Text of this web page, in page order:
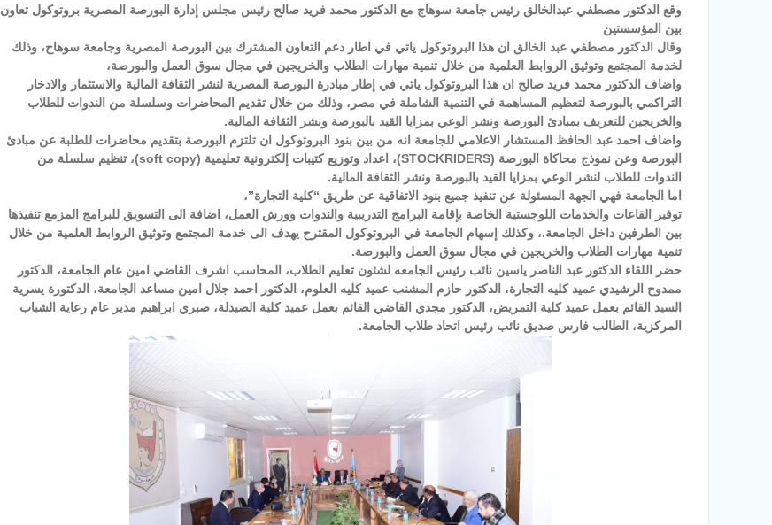
وقع الدكتور مصطفي عبدالخالق رئيس جامعة سوهاج مع الدكتور محمد فريد صالح رئيس مجلس إدارة البورصة المصرية بروتوكول تعاون
بين المؤسستين
وقال الدكتور مصطفي عبد الخالق ان هذا البروتوكول ياتي في اطار دعم التعاون المشترك بين البورصة المصرية وجامعة سوهاح، وذلك
لخدمة المجتمع وتوثيق الروابط العلمية من خلال تنمية مهارات الطلاب والخريجين في مجال سوق العمل والبورصة،
واضاف الدكتور محمد فريد صالح ان هذا البروتوكول ياتي في إطار مبادرة البورصة المصرية لنشر الثقافة المالية والاستثمار والادخار
التراكمي بالبورصة لتعظيم المساهمة في التنمية الشاملة في مصر، وذلك من خلال تقديم المحاضرات وسلسلة من الندوات للطلاب
والخريجين للتعريف بمبادئ البورصة ونشر الوعي بمزايا القيد بالبورصة ونشر الثقافة المالية.
واضاف احمد عبد الحافظ المستشار الاعلامي للجامعة انه من بين بنود البروتوكول ان تلتزم البورصة بتقديم محاضرات للطلبة عن مبادئ
البورصة وعن نموذج محاكاة البورصة (STOCKRIDERS)، اعداد وتوزيع كتيبات إلكترونية تعليمية (soft copy)، تنظيم سلسلة من
الندوات للطلاب لنشر الوعي بمزايا القيد بالبورصة ونشر الثقافة المالية.
اما الجامعة فهي الجهة المسئولة عن تنفيذ جميع بنود الاتفاقية عن طريق “كلية التجارة”،
توفير القاعات والخدمات اللوجستية الخاصة بإقامة البرامج التدريبية والندوات وورش العمل، اضافة الى التسويق للبرامج المزمع تنفيذها
بين الطرفين داخل الجامعة.، وكذلك إسهام الجامعة في البروتوكول المقترح يهدف الى خدمة المجتمع وتوثيق الروابط العلمية من خلال
تنمية مهارات الطلاب والخريجين في مجال سوق العمل والبورصة.
حضر اللقاء الدكتور عبد الناصر ياسين نائب رئيس الجامعه لشئون تعليم الطلاب، المحاسب اشرف القاضي امين عام الجامعة، الدكتور
ممدوح الرشيدي عميد كليه التجارة، الدكتور حازم المشنب عميد كليه العلوم، الدكتور احمد جلال امين مساعد الجامعة، الدكتورة يسرية
السيد القائم بعمل عميد كلية التمريض، الدكتور مجدي القاضي القائم بعمل عميد كلية الصيدلة، صبري ابراهيم مدير عام رعاية الشباب
المركزية، الطالب فارس صديق نائب رئيس اتحاد طلاب الجامعة.